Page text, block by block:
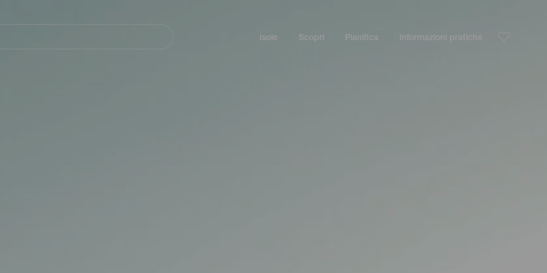
Isole Scopri Pianifica Informazioni pratiche